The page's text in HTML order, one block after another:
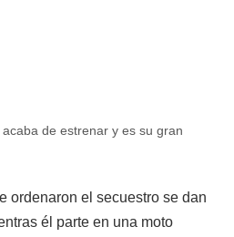
de estrenar y es su gran
ordenaron el secuestro se dan
él parte en una moto